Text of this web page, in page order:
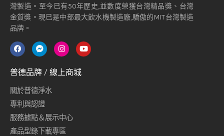
灣製造。至今已有50年歷史,並數度榮獲台灣精品獎、台灣
金質獎。現已是中部最大飲水機製造廠,驕傲的MIT台灣製造
品牌。
普德品牌 / 線上商城
關於普德淨水
專利與認證
服務據點＆展示中心
產品型錄下載專區